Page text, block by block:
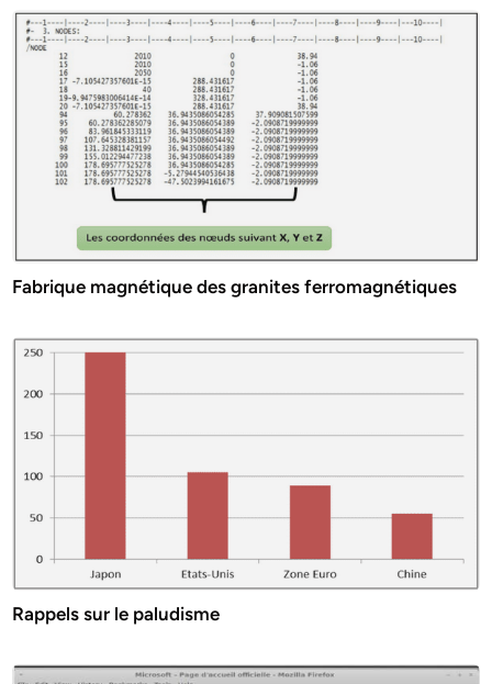
Fabrique magnétique des granites ferromagnétiques
Rappels sur le paludisme